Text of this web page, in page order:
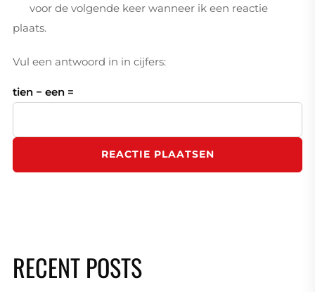
voor de volgende keer wanneer ik een reactie
plaats.
Vul een antwoord in in cijfers:
tien − een =
RECENT POSTS